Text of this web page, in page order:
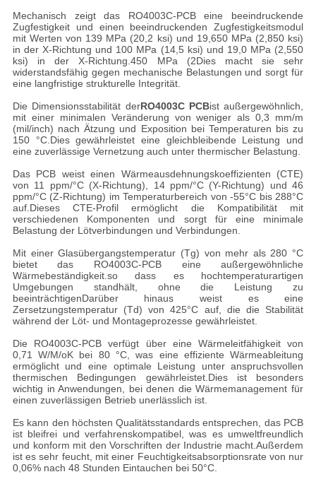
Mechanisch zeigt das RO4003C-PCB eine beeindruckende
Zugfestigkeit und einen beeindruckenden Zugfestigkeitsmodul
mit Werten von 139 MPa (20,2 ksi) und 19,650 MPa (2,850 ksi)
in der X-Richtung und 100 MPa (14,5 ksi) und 19,0 MPa (2,550
ksi) in der X-Richtung.450 MPa (2Dies macht sie sehr
widerstandsfähig gegen mechanische Belastungen und sorgt für
eine langfristige strukturelle Integrität.
Die Dimensionsstabilität derRO4003C PCBist außergewöhnlich,
mit einer minimalen Veränderung von weniger als 0,3 mm/m
(mil/inch) nach Ätzung und Exposition bei Temperaturen bis zu
150 °C.Dies gewährleistet eine gleichbleibende Leistung und
eine zuverlässige Vernetzung auch unter thermischer Belastung.
Das PCB weist einen Wärmeausdehnungskoeffizienten (CTE)
von 11 ppm/°C (X-Richtung), 14 ppm/°C (Y-Richtung) und 46
ppm/°C (Z-Richtung) im Temperaturbereich von -55°C bis 288°C
auf.Dieses CTE-Profil ermöglicht die Kompatibilität mit
verschiedenen Komponenten und sorgt für eine minimale
Belastung der Lötverbindungen und Verbindungen.
Mit einer Glasübergangstemperatur (Tg) von mehr als 280 °C
bietet das RO4003C-PCB eine außergewöhnliche
Wärmebeständigkeit.so dass es hochtemperaturartigen
Umgebungen standhält, ohne die Leistung zu
beeinträchtigenDarüber hinaus weist es eine
Zersetzungstemperatur (Td) von 425°C auf, die die Stabilität
während der Löt- und Montageprozesse gewährleistet.
Die RO4003C-PCB verfügt über eine Wärmeleitfähigkeit von
0,71 W/M/oK bei 80 °C, was eine effiziente Wärmeableitung
ermöglicht und eine optimale Leistung unter anspruchsvollen
thermischen Bedingungen gewährleistet.Dies ist besonders
wichtig in Anwendungen, bei denen die Wärmemanagement für
einen zuverlässigen Betrieb unerlässlich ist.
Es kann den höchsten Qualitätsstandards entsprechen, das PCB
ist bleifrei und verfahrenskompatibel, was es umweltfreundlich
und konform mit den Vorschriften der Industrie macht.Außerdem
ist es sehr feucht, mit einer Feuchtigkeitsabsorptionsrate von nur
0,06% nach 48 Stunden Eintauchen bei 50°C.